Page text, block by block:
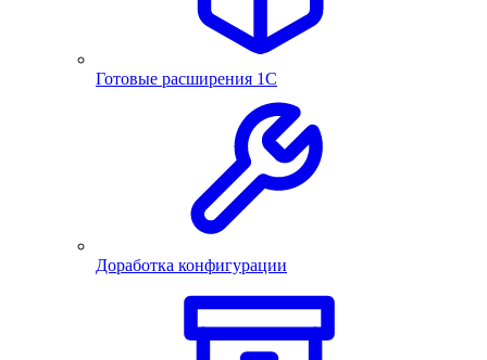
Готовые расширения 1С
Доработка конфигурации